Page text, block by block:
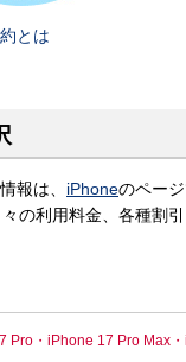
とは
報は、 iPhoneのペー
の利用料金、各種割
Pro・iPhone 17 Pro Max